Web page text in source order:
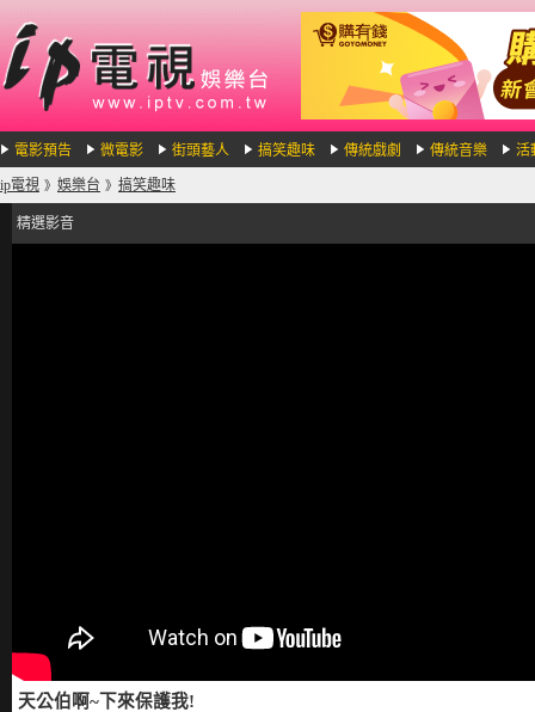
電影預告 微電影 街頭藝人 搞笑趣味 傳統戲劇 傳統音樂 活
ip電視 》 娛樂台 》 搞笑趣味
精選影音
天公伯啊~下來保護我!